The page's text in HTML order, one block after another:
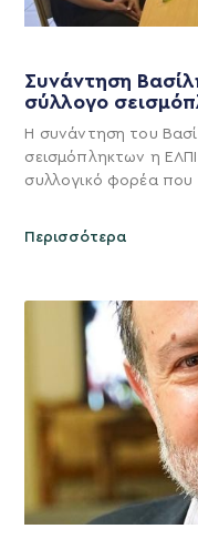
Συνάντηση
σύλλογο
Η συνάντηση του
σεισμόπληκτων η
συλλογικό φορέα
Περισσότερα